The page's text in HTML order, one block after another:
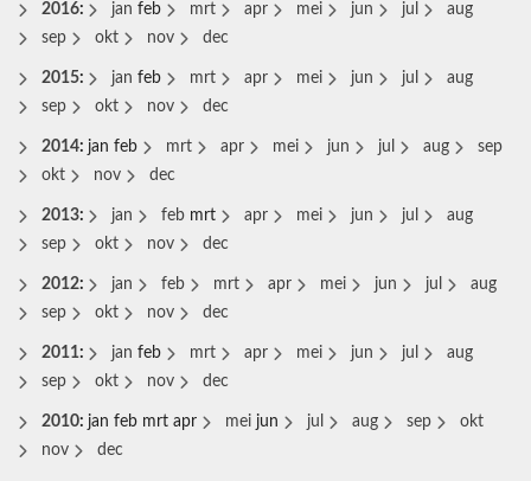
2016: jan feb mrt apr mei jun jul
aug
sep
okt nov dec
2015: jan feb mrt apr mei jun jul
aug
sep
okt nov dec
2014: jan feb mrt apr mei jun jul aug
sep
okt
nov dec
2013: jan feb mrt apr mei jun jul
aug
sep
okt nov dec
2012: jan feb mrt apr mei jun jul
aug
sep
okt nov dec
2011: jan feb mrt apr mei jun jul
aug
sep
okt nov dec
2010: jan feb mrt apr mei jun jul aug sep
okt
nov
dec